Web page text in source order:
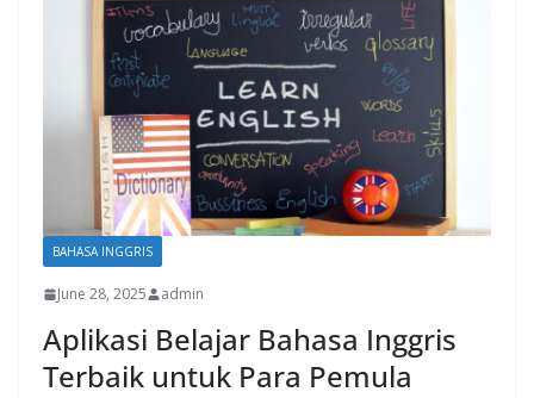
BAHASA INGGRIS
June 28, 2025 admin
Aplikasi Belajar Bahasa Inggris
Terbaik untuk Para Pemula